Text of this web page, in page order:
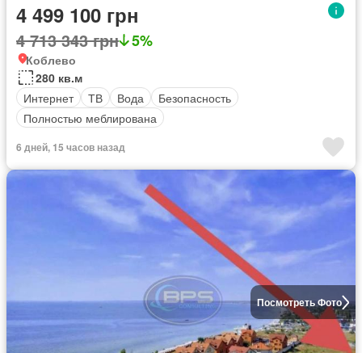
4 499 100 грн
4 713 343 грн 5%
Коблево
280 кв.м
Интернет
ТВ Вода
Безопасность
Полностью меблирована
6 дней, 15 часов назад
Посмотреть Фото